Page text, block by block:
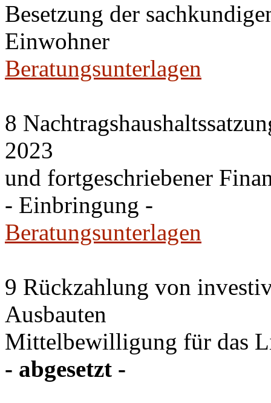
Besetzung der
Einwohner
Beratungsunterlagen
8
2023
und fortgeschriebener
- Einbringung -
Beratungsunterlagen
9 Rückzahlung von
Ausbauten
Mittelbewilligung für das
- abgesetzt -